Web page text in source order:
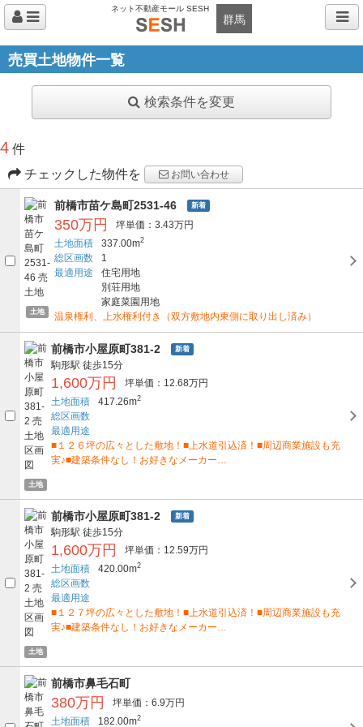
ネット不動産モール SESH
群馬
売買土地物件一覧
検索条件を変更
4 件
チェックした物件を
お問い合わせ
土地
前橋市苗ケ島町2531-46 新着
350万円
坪単価：3.43万円
土地面積
337.00m2
総区画数
1
最適用途
住宅用地
別荘用地
家庭菜園用地
温泉権利、上水権利付き（双方敷地内東側に取り出し済み）
土地
前橋市小屋原町381-2 新着
駒形駅 徒歩15分
1,600万円
坪単価：12.68万円
土地面積
417.26m2
総区画数
最適用途
■１２６坪の広々とした敷地！■上水道引込済！■周辺商業施設も充
実♪■建築条件なし！お好きなメーカー…
土地
前橋市小屋原町381-2 新着
駒形駅 徒歩15分
1,600万円
坪単価：12.59万円
土地面積
420.00m2
総区画数
最適用途
■１２７坪の広々とした敷地！■上水道引込済！■周辺商業施設も充
実♪■建築条件なし！お好きなメーカー…
前橋市鼻毛石町
380万円
坪単価：6.9万円
土地面積
182.00m2